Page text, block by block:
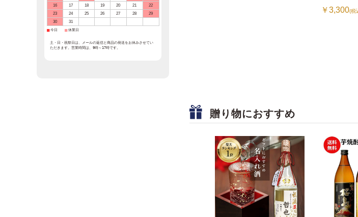
￥3,300(税
贈り物におすすめ
16
17 18 19 20 21
22
23
24 25 26 27 28
29
30
31
■ 今日 ■ 休業日
土・日・祝祭日は、メールの返信と商品の発送をお休みさせてい
ただきます。営業時間は、9時～17時です。